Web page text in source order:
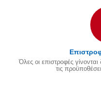
Όλες οι επιστροφές
τις